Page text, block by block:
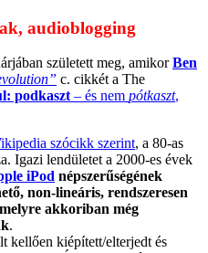
audioblogging
született meg, amikorBen
c. cikkét a The
podkaszt – és nem pótkaszt,
szócikk szerint, a 80-as
Igazi lendületet a 2000-es évek
iPod népszerűségének
non-lineáris, rendszeresen
akkoriban még
.
kellően kiépített/elterjedt és